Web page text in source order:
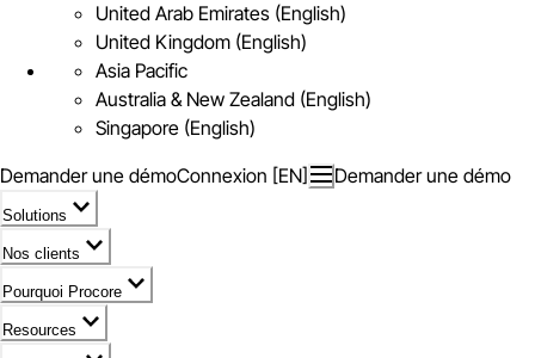
United Arab Emirates (English)
United Kingdom (English)
Asia Pacific
Australia & New Zealand (English)
Singapore (English)
Demander une démoConnexion [EN] Demander une démo
Solutions
Nos clients
Pourquoi Procore
Resources